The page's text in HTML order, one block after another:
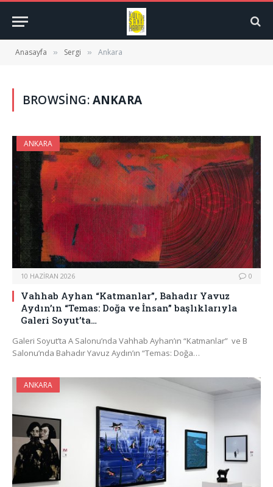
Anasayfa » Sergi » Ankara
BROWSING:ANKARA
ANKARA
10 HAZIRAN 2026 0
Vahhab Ayhan “Katmanlar”, Bahadır Yavuz
Aydın’ın “Temas: Doğa ve İnsan” başlıklarıyla
Galeri Soyut’ta…
Galeri Soyut’ta A Salonu’nda Vahhab Ayhan’ın “Katmanlar” ve B
Salonu’nda Bahadır Yavuz Aydın’ın “Temas: Doğa…
ANKARA